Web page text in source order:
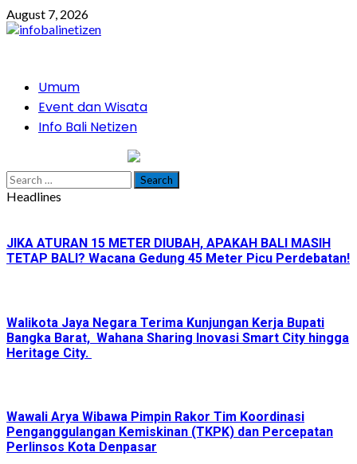
Skip
to
August 7, 2026
PrimaryUmum
Event dan Wisata
Info Bali Netizen
Search
for:
Headlines
JIKA ATURAN 15 METER DIUBAH, APAKAH BALI MASIH
TETAP BALI? Wacana Gedung 45 Meter Picu Perdebatan!
Walikota Jaya Negara Terima Kunjungan Kerja Bupati
Bangka Barat, Wahana Sharing Inovasi Smart City hingga
Heritage City.
Wawali Arya Wibawa Pimpin Rakor Tim Koordinasi
Penganggulangan Kemiskinan (TKPK) dan Percepatan
Perlinsos Kota Denpasar